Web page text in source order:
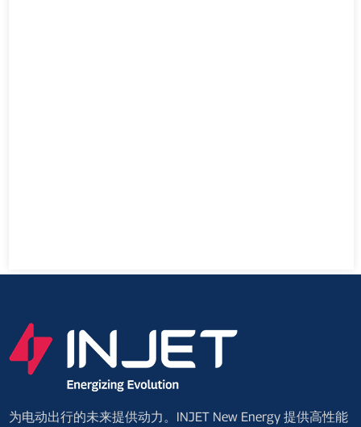
为电动出行的未来提供动力。INJET New Energy 提供高性能